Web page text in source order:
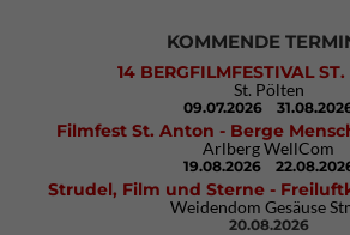
KOMMENDE
14 BERGFILMFESTIVAL ST.
St. Pölten
09.07.2026
Filmfest St. Anton - Berge
Arlberg WellCom
19.08.2026
Strudel, Film und Sterne -
Weidendom Gesäuse
20.08.2026